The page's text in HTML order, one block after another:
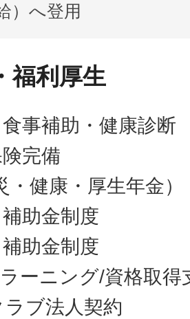
）へ登用
福利厚生
事補助・健康診断
完備
・健康・厚生年金）
助金制度
助金制度
ーニング/資格取得
ブ法人契約